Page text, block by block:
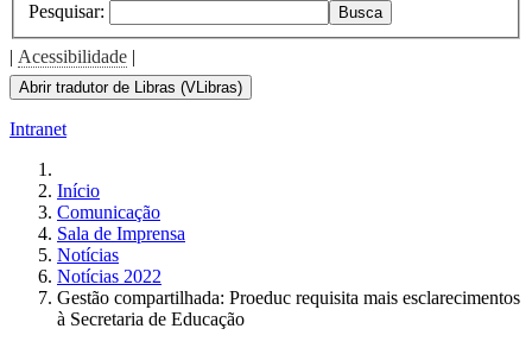
Pesquisar:
Busca
| Acessibilidade |
Abrir tradutor de Libras (VLibras)
Intranet
Início
Comunicação
Sala de Imprensa
Notícias
Notícias 2022
Gestão compartilhada: Proeduc requisita mais esclarecimentos
à Secretaria de Educação